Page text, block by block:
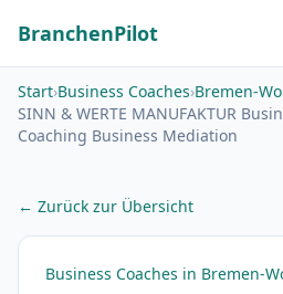
BranchenPilot
Start›Business Coaches›Bremen-
SINN & WERTE MANUFAKTUR
Coaching Business Mediation
← Zurück zur Übersicht
Business Coaches in Bremen-